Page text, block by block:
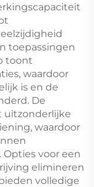
toepassingen
toont
waardoor
is en de
De
uitzonderlijke
waardoor
voor een
elimineren
volledige